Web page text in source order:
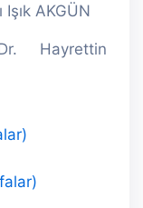
AKGÜN
Hayrettin